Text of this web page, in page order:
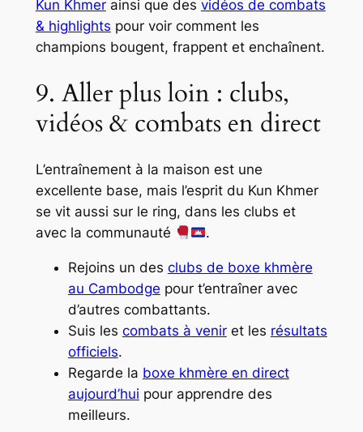
Kun Khmerainsi que des vidéos de combats
& highlights pour voir comment les
champions bougent, frappent et enchaînent.
9. Aller plus loin : clubs,
vidéos & combats en direct
L’entraînement à la maison est une
excellente base, mais l’esprit du Kun Khmer
se vit aussi sur le ring, dans les clubs et
avec la communauté
.
Rejoins un des clubs de boxe khmère
au Cambodge pour t’entraîner avec
d’autres combattants.
Suis les combats à veniret les résultats
officiels.
Regarde la boxe khmère en direct
aujourd’hui pour apprendre des
meilleurs.